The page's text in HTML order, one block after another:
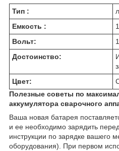
Тип :
Емкость :
Вольт:
Достоинство:
Цвет:
Полезные советы по
аккумулятора сварочного
Ваша новая батарея
и ее необходимо зарядить
инструкции по зарядке вашего
оборудования). При первом